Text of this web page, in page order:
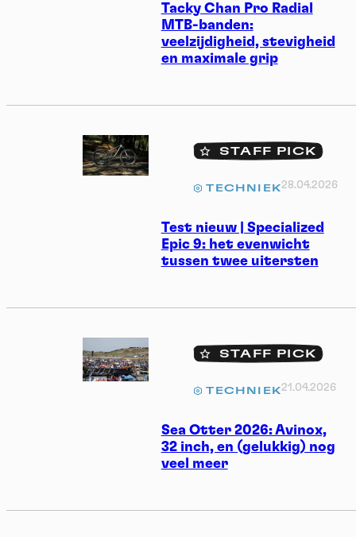
Tacky Chan Pro Radial
MTB-banden:
veelzijdigheid, stevigheid
en maximale grip
Test nieuw | Specialized
Epic 9: het evenwicht
tussen twee uitersten
STAFF PICK
TECHNIEK28.04.2026
Sea Otter 2026: Avinox,
32 inch, en (gelukkig) nog
veel meer
STAFF PICK
TECHNIEK21.04.2026